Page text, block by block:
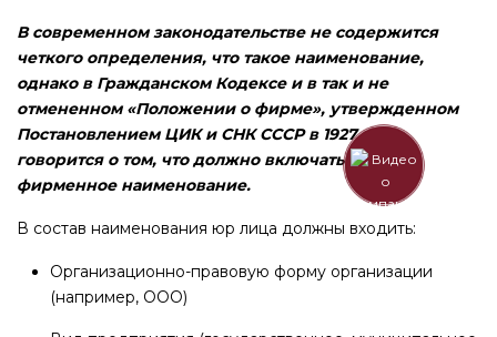
В современном законодательстве не содержится
четкого определения, что такое наименование,
однако в Гражданском Кодексе и в так и не
отмененном «Положении о фирме», утвержденном
Постановлением ЦИК и СНК СССР в 1927 году,
говорится о том, что должно включать в себя
фирменное наименование.
В состав наименования юр лица должны входить:
Организационно-правовую форму организации
(например, ООО)